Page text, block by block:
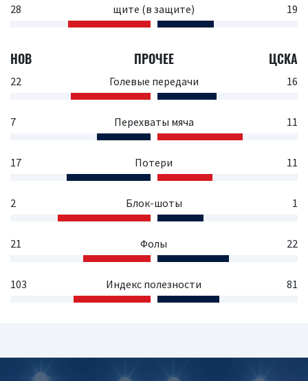
28
щите (в защите)
19
НОВ ПРОЧЕЕ ЦСКА
22 Голевые передачи 16
7 Перехваты мяча 11
17 Потери 11
2 Блок-шоты 1
21 Фолы 22
103 Индекс полезности 81